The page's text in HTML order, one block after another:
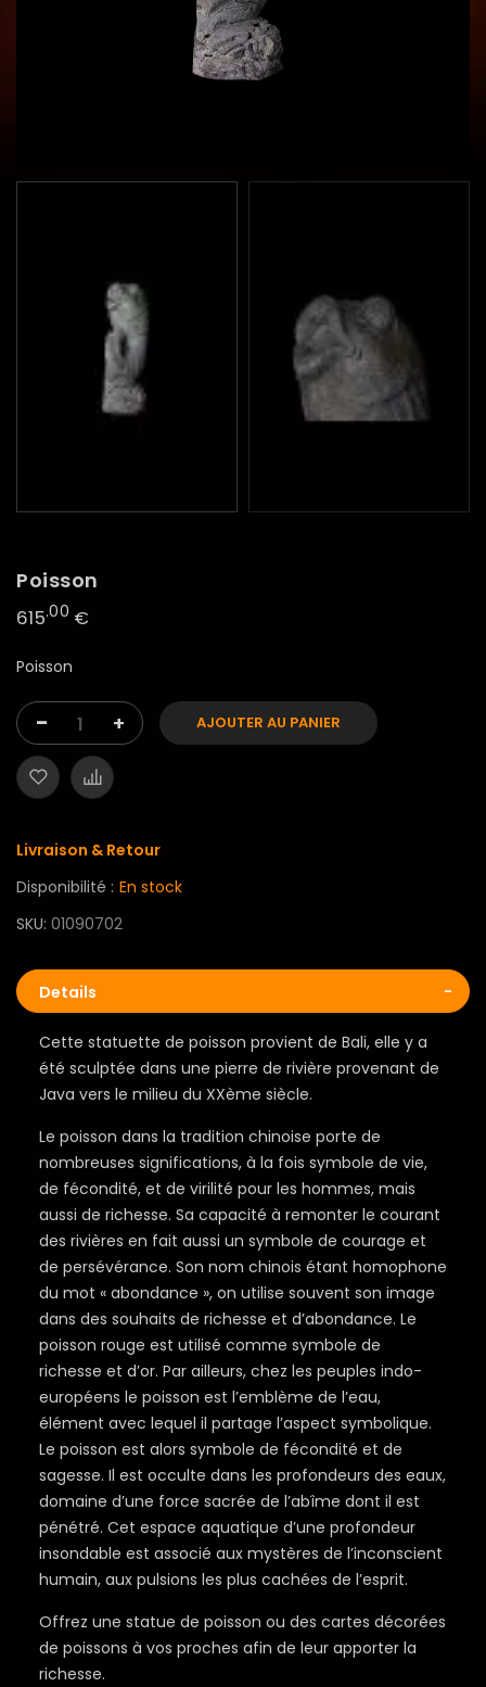
Poisson
615.00 €
Poisson
- + AJOUTER AU PANIER
Livraison & Retour
Disponibilité : En stock
SKU 01090702
Details
Cette statuette de poisson provient de Bali, elle y a
été sculptée dans une pierre de rivière provenant de
Java vers le milieu du XXème siècle.
Le poisson dans la tradition chinoise porte de
nombreuses significations, à la fois symbole de vie,
de fécondité, et de virilité pour les hommes, mais
aussi de richesse. Sa capacité à remonter le courant
des rivières en fait aussi un symbole de courage et
de persévérance. Son nom chinois étant homophone
du mot « abondance », on utilise souvent son image
dans des souhaits de richesse et d’abondance. Le
poisson rouge est utilisé comme symbole de
richesse et d’or. Par ailleurs, chez les peuples indo-
européens le poisson est l’emblème de l’eau,
élément avec lequel il partage l’aspect symbolique.
Le poisson est alors symbole de fécondité et de
sagesse. Il est occulte dans les profondeurs des eaux,
domaine d’une force sacrée de l’abîme dont il est
pénétré. Cet espace aquatique d’une profondeur
insondable est associé aux mystères de l’inconscient
humain, aux pulsions les plus cachées de l’esprit.
Offrez une statue de poisson ou des cartes décorées
de poissons à vos proches afin de leur apporter la
richesse.